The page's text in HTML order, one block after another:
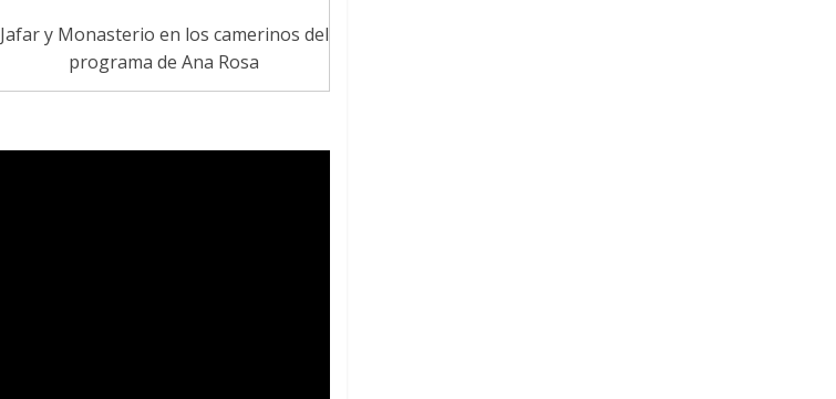
Jafar y Monasterio en los camerinos del
programa de Ana Rosa